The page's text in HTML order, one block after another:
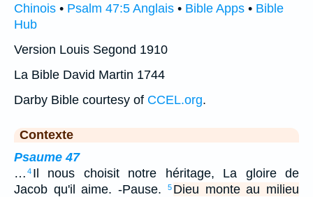
Chinois • Psalm 47:5 Anglais • Bible Apps • Bible
Hub
Version Louis Segond 1910
La Bible David Martin 1744
Darby Bible courtesy of CCEL.org.
Contexte
Psaume 47
… 4 Il nous choisit notre héritage, La gloire de
Jacob qu'il aime. -Pause.
5 Dieu monte au milieu